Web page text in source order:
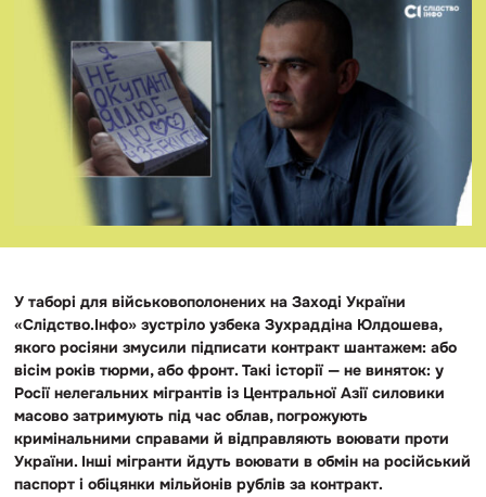
У таборі для військовополонених на Заході України
«Слідство.Інфо» зустріло узбека Зухраддіна Юлдошева,
якого росіяни змусили підписати контракт шантажем: або
вісім років тюрми, або фронт. Такі історії — не виняток: у
Росії нелегальних мігрантів із Центральної Азії силовики
масово затримують під час облав, погрожують
кримінальними справами й відправляють воювати проти
України. Інші мігранти йдуть воювати в обмін на російський
паспорт і обіцянки мільйонів рублів за контракт.